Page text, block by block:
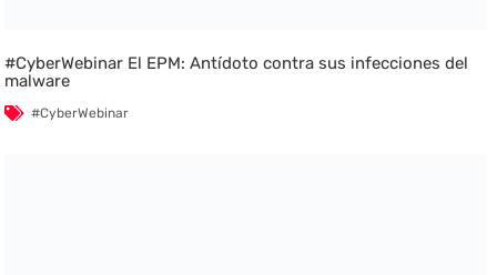
#CyberWebinar El EPM: Antídoto contra sus infecciones del
malware
#CyberWebinar